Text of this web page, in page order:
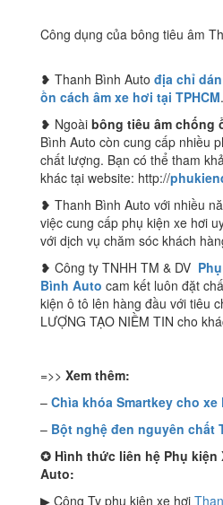
Công dụng của bông tiêu âm
❥ Thanh Bình Auto địa chỉ
ồn cách âm xe hơi tại TPHCM.
❥ Ngoài bông tiêu âm chống
Bình Auto còn cung cấp nhiều
chất lượng. Bạn có thể tham
khác tại website: http://
❥ Thanh Bình Auto với nhiều
việc cung cấp phụ kiện xe hơi
với dịch vụ chăm sóc khách
❥ Công ty TNHH TM & DV
Bình Auto cam kết luôn đặt
kiện ô tô lên hàng đầu với tiêu
LƯỢNG TẠO NIỀM TIN cho
=>> Xem thêm:
– Chìa khóa Smartkey cho xe
– Bột nghệ đen nguyên chất
✪ Hình thức liên hệ Phụ kiện
Auto:
▶ Công Ty phụ kiện xe hơi